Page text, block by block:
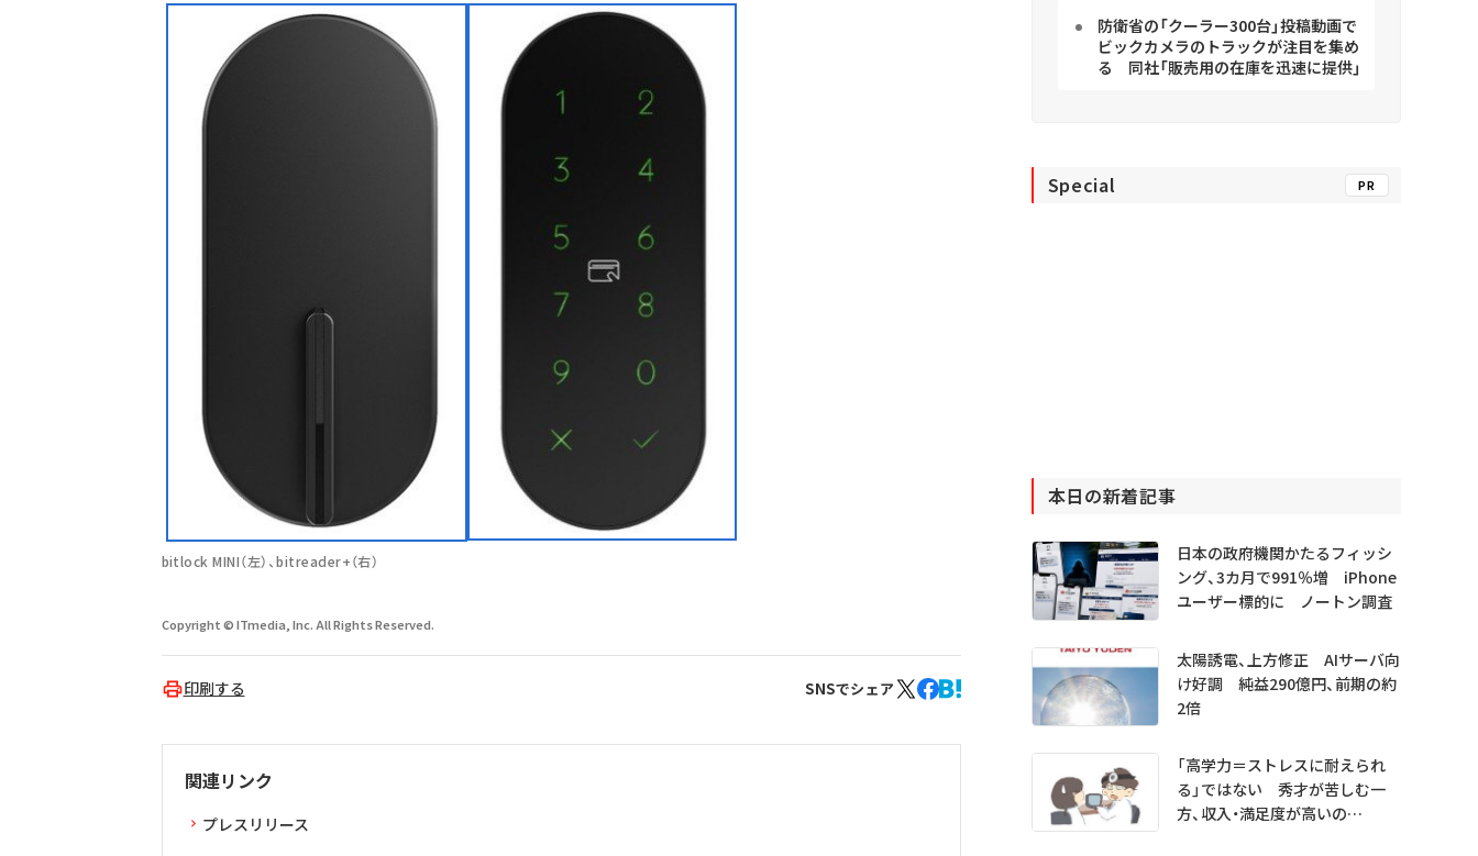
bitlock MINI（左）、bitreader+（右）
Copyright © ITmedia, Inc. All Rights Reserved.
印刷する SNSでシェア
関連リンク
プレスリリース
防衛省の「クーラー300台」投稿動画で
ビックカメラのトラックが注目を集め
る 同社「販売用の在庫を迅速に提供」
Special PR
本日の新着記事
日本の政府機関かたるフィッシ
ング、3カ月で991％増 iPhone
ユーザー標的に ノートン調査
太陽誘電、上方修正 AIサーバ向
け好調 純益290億円、前期の約
2倍
「高学力＝ストレスに耐えられ
る」ではない 秀才が苦しむ一
方、収入・満足度が高いの